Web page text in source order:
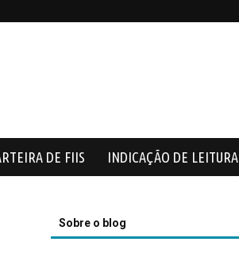
DE FIIS INDICAÇÃO DE LEITURA
Sobre o blog